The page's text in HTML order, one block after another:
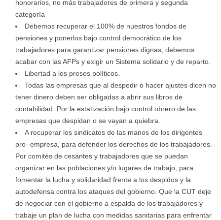
honorarios, no más trabajadores de primera y segunda
categoría
Debemos recuperar el 100% de nuestros fondos de
pensiones y ponerlos bajo control democrático de los
trabajadores para garantizar pensiones dignas, debemos
acabar con las AFPs y exigir un Sistema solidario y de reparto.
Libertad a los presos políticos.
Todas las empresas que al despedir o hacer ajustes dicen no
tener dinero deben ser obligadas a abrir sus libros de
contabilidad. Por la estatización bajo control obrero de las
empresas que despidan o se vayan a quiebra.
A recuperar los sindicatos de las manos de los dirigentes
pro- empresa, para defender los derechos de los trabajadores.
Por comités de cesantes y trabajadores que se puedan
organizar en las poblaciones y/o lugares de trabajo, para
fomentar la lucha y solidaridad frente a los despidos y la
autodefensa contra los ataques del gobierno. Que la CUT deje
de negociar con el gobierno a espalda de los trabajadores y
trabaje un plan de lucha con medidas sanitarias para enfrentar